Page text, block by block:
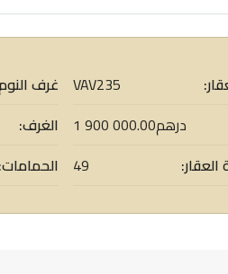
VAV235
1 900 000.00درهم
49
غرف
الغرف: